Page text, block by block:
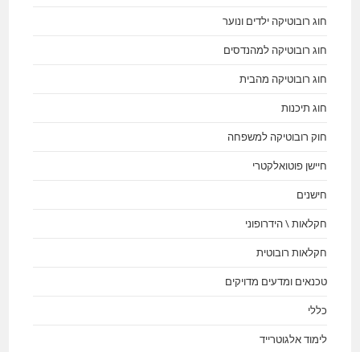
חוג רובוטיקה ילדים ונוער
חוג רובוטיקה למהנדסים
חוג רובוטיקה מהבית
חוג תיכנות
חוק רובוטיקה למשפחה
חיישן פוטואלקטרי
חישנים
חקלאות \ הידרופוני
חקלאות רובוטית
טכנאים ומדעים מדויקים
כללי
לימוד אלגוטרייד